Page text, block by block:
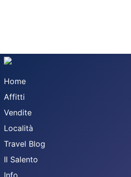
Home
Affitti
Vendite
Località
Travel Blog
Il Salento
Info